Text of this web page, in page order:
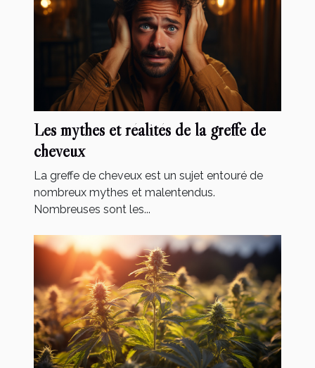
Les mythes et réalités de la greffe de
cheveux
La greffe de cheveux est un sujet entouré de
nombreux mythes et malentendus.
Nombreuses sont les...